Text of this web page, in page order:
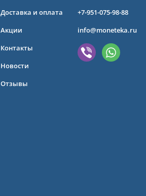
Доставка и оплата
Акции
Контакты
Новости
Отзывы
+7-951-075-98-88
info@moneteka.ru